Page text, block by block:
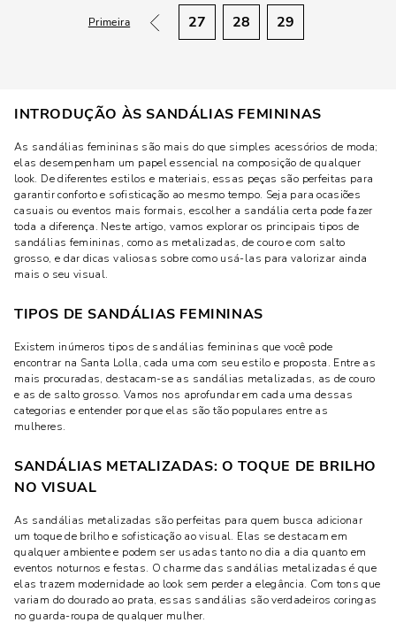
Primeira 27 28 29
INTRODUÇÃO ÀS SANDÁLIAS FEMININAS
As sandálias femininas são mais do que simples acessórios de moda;
elas desempenham um papel essencial na composição de qualquer
look. De diferentes estilos e materiais, essas peças são perfeitas para
garantir conforto e sofisticação ao mesmo tempo. Seja para ocasiões
casuais ou eventos mais formais, escolher a sandália certa pode fazer
toda a diferença. Neste artigo, vamos explorar os principais tipos de
sandálias femininas, como as metalizadas, de couro e com salto
grosso, e dar dicas valiosas sobre como usá-las para valorizar ainda
mais o seu visual.
TIPOS DE SANDÁLIAS FEMININAS
Existem inúmeros tipos de sandálias femininas que você pode
encontrar na Santa Lolla, cada uma com seu estilo e proposta. Entre as
mais procuradas, destacam-se as sandálias metalizadas, as de couro
e as de salto grosso. Vamos nos aprofundar em cada uma dessas
categorias e entender por que elas são tão populares entre as
mulheres.
SANDÁLIAS METALIZADAS: O TOQUE DE BRILHO
NO VISUAL
As sandálias metalizadas são perfeitas para quem busca adicionar
um toque de brilho e sofisticação ao visual. Elas se destacam em
qualquer ambiente e podem ser usadas tanto no dia a dia quanto em
eventos noturnos e festas. O charme das sandálias metalizadas é que
elas trazem modernidade ao look sem perder a elegância. Com tons que
variam do dourado ao prata, essas sandálias são verdadeiros coringas
no guarda-roupa de qualquer mulher.